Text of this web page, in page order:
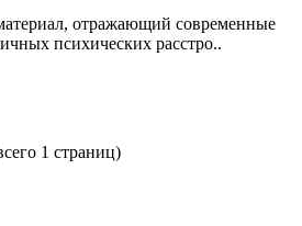
отражающий современные
психических расстро..
1 страниц)